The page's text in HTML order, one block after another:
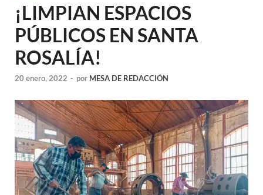
¡LIMPIAN ESPACIOS
PÚBLICOS EN SANTA
ROSALÍA!
20 enero, 2022 - por MESA DE REDACCIÓN